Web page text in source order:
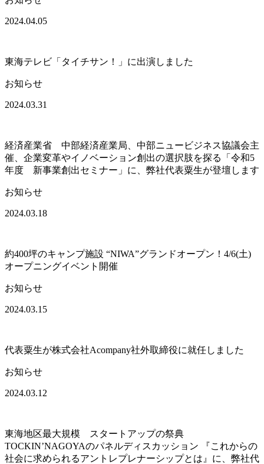
2024.04.05
東海テレビ「タイチサン！」に出演しました
お知らせ
2024.03.31
経済産業省 中部経済産業局、中部ニュービジネス協議会主
催、企業変革やイノベーション創出の選択肢を探る「令和5
年度 新事業創出セミナー」に、弊社代表粟生が登壇します
お知らせ
2024.03.18
約400坪のキャンプ施設 “NIWA”グランドオープン！4/6(土)
オープニングイベント開催
お知らせ
2024.03.15
代表粟生が株式会社Acompany社外取締役に就任しました
お知らせ
2024.03.12
東海地区最大規模 スタートアップの祭典
TOCKIN’NAGOYAのパネルディスカッション 『これからの
社会に求められるアントレプレナーシップとは』に、弊社代